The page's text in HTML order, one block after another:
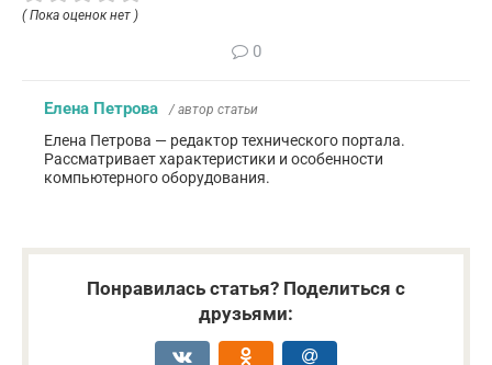
( Пока оценок нет )
0
Елена Петрова / автор статьи
Елена Петрова — редактор технического портала.
Рассматривает характеристики и особенности
компьютерного оборудования.
Понравилась статья? Поделиться с
друзьями: